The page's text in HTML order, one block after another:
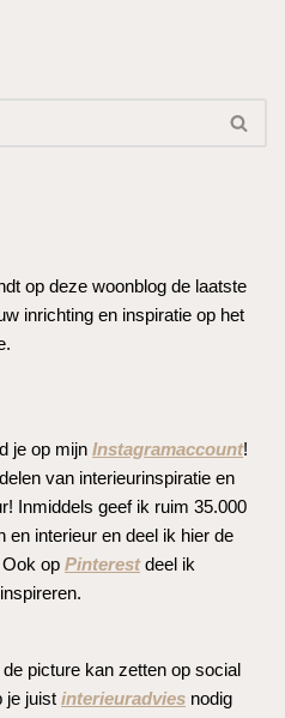
op deze woonblog de laatste
inrichting en inspiratie op het
je op mijn Instagramaccount!
van interieurinspiratie en
Inmiddels geef ik ruim 35.000
en interieur en deel ik hier de
op Pinterestdeel ik
picture kan zetten op social
je juist interieuradvies nodig